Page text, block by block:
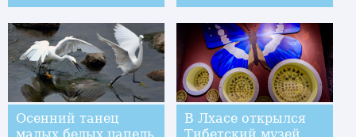
Осенний танец
малых белых цапель
В Лхасе открылся
Тибетский музей